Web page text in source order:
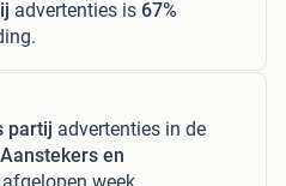
advertenties is 67%
partij advertenties in de
en